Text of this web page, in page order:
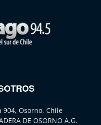
904, Osorno, Chile
DE OSORNO A.G.